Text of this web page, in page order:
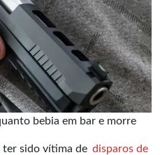
bebia em bar e morre
ter sido vítima de disparos de